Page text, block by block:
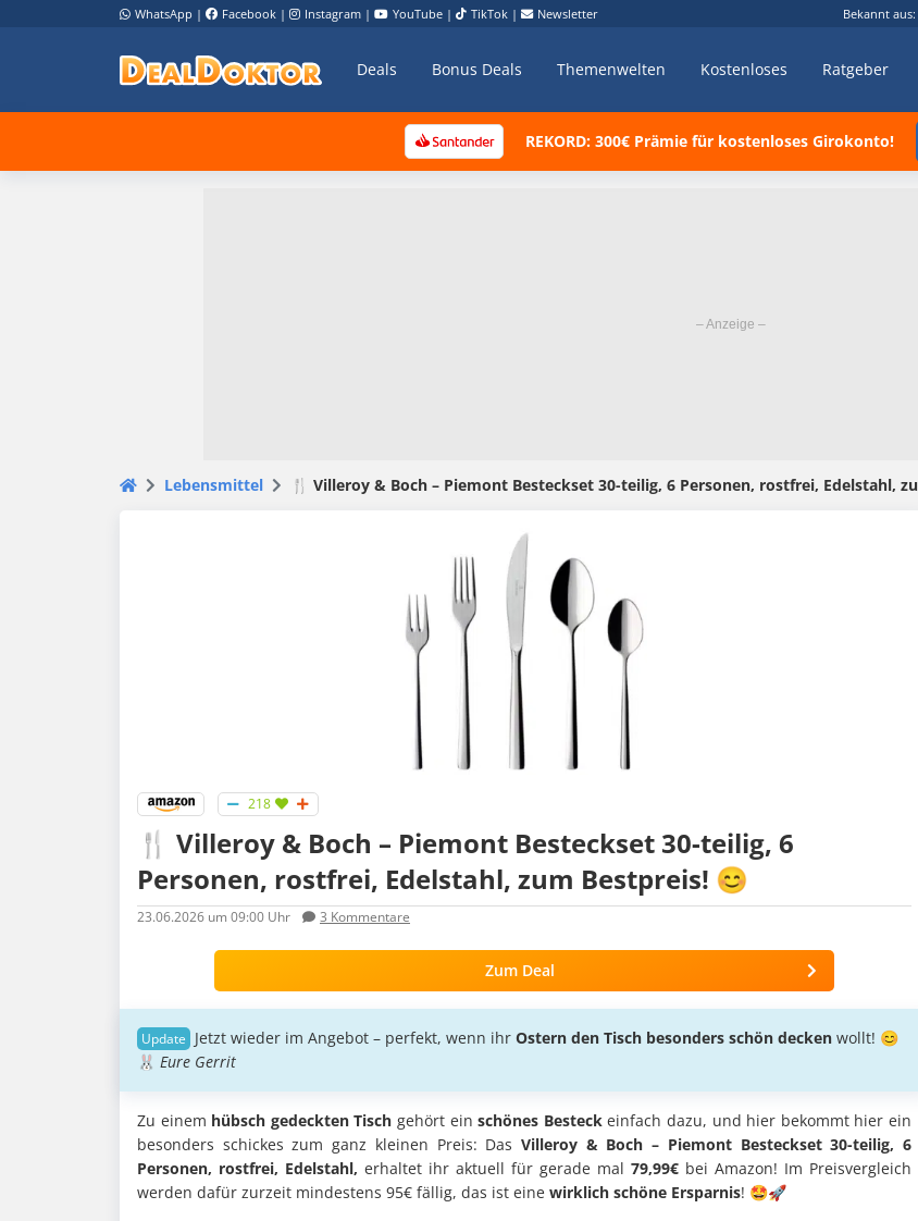
WhatsApp | Facebook | Instagram | YouTube | TikTok | Newsletter Bekannt aus:
Deals Bonus Deals Themenwelten Kostenloses Ratgeber
REKORD: 300€ Prämie für kostenloses Girokonto!
Lebensmittel 🍴 Villeroy & Boch – Piemont Besteckset 30-teilig, 6 Personen, rostfrei, Edelstahl,
218
🍴 Villeroy & Boch – Piemont Besteckset 30-teilig, 6
Personen, rostfrei, Edelstahl, zum Bestpreis! 😊
23.06.2026 um 09:00 Uhr 3 Kommentare
Zum Deal
Jetzt wieder im Angebot – perfekt, wenn ihr Ostern den Tisch besonders schön decken wollt! 😊
🐰 Eure Gerrit
Zu einem hübsch gedeckten Tisch gehört einschönes Besteckeinfach dazu, und hier bekommt hier ein
besonders schickes zum ganz kleinen Preis: Das Villeroy & Boch – Piemont Besteckset 30-teilig, 6
Personen, rostfrei, Edelstahl, erhaltet ihr aktuell für gerade mal 79,99€ bei Amazon! Im Preisvergleich
werden dafür zurzeit mindestens 95€ fällig, das ist eine wirklich schöne Ersparnis! 🤩🚀